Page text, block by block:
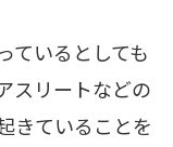
ているとしても
スリートなどの
きていることを